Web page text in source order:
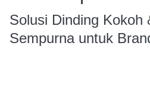
Solusi Dinding Kokoh
Sempurna untuk